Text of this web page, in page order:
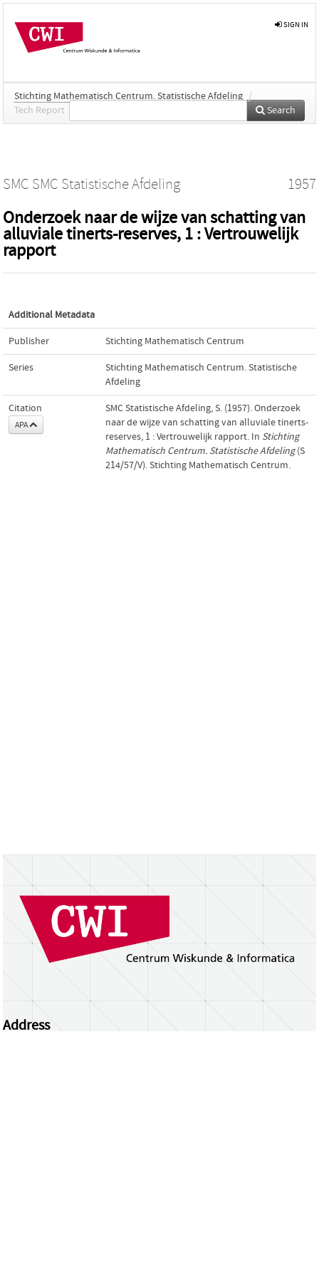
SIGN IN
Stichting Mathematisch Centrum. Statistische Afdeling /
Tech Report
Search
SMC SMC Statistische Afdeling 1957
Onderzoek naar de wijze van schatting van
alluviale tinerts-reserves, 1 : Vertrouwelijk
rapport
Additional Metadata
Publisher Stichting Mathematisch Centrum
Series
Stichting Mathematisch Centrum. Statistische
Afdeling
Citation
APA
SMC Statistische Afdeling, S. (1957). Onderzoek
naar de wijze van schatting van alluviale tinerts-
reserves, 1 : Vertrouwelijk rapport. In Stichting
Mathematisch Centrum. Statistische Afdeling(S
214/57/V). Stichting Mathematisch Centrum.
Address